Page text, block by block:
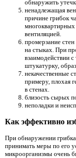
обнаружить
ненадлежащая
причине грибок
вентиляцией.
промерзание
на стыках. При
взаимодействии
штукатурку,
некачественные
примеру, плохая
в стенах.
близость сырых
неполадки и
Как эффективно
При обнаружении
принимать меры по его
микроорганизмы очень